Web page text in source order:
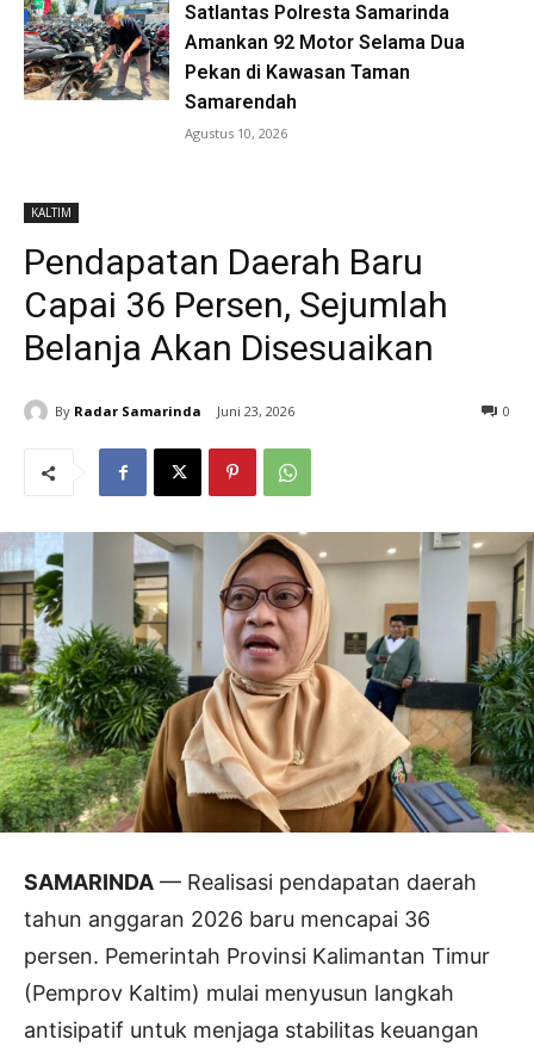
Satlantas Polresta Samarinda
Amankan 92 Motor Selama Dua
Pekan di Kawasan Taman
Samarendah
Agustus 10, 2026